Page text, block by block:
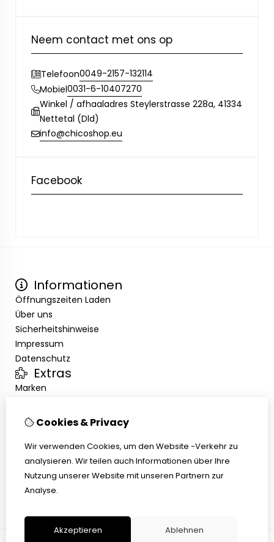
Neem contact met ons op
Telefoon0049-2157-132114
Mobiel0031-6-10407270
Winkel / afhaaladres Steylerstrasse 228a, 41334
Nettetal (Dld)
info@chicoshop.eu
Facebook
Informationen
Öffnungszeiten Laden
Über uns
Sicherheitshinweise
Impressum
Datenschutz
Extras
Marken
Kundenservice
Übersicht
Abholen
AGB
Widerrufsbelehrung
Cookies & Privacy
Wir verwenden Cookies, um den Website -Verkehr zu
analysieren. Wir teilen auch Informationen über Ihre
Nutzung unserer Website mit unseren Partnern zur
Analyse.
Akzeptieren Ablehnen